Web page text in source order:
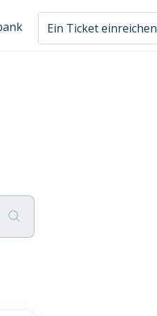
Ein Ticket einreichen